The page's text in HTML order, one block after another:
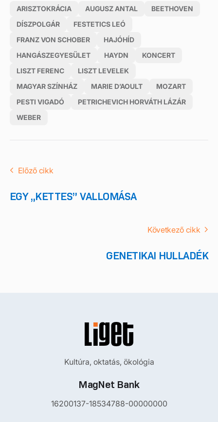
ARISZTOKRÁCIA AUGUSZ ANTAL
BEETHOVEN
DÍSZPOLGÁR
FESTETICS LEÓ
FRANZ VON SCHOBER
HAJÓHÍD
HANGÁSZEGYESÜLET
HAYDN
KONCERT
LISZT FERENC
LISZT LEVELEK
MAGYAR SZÍNHÁZ
MARIE D’AOULT
MOZART
PESTI VIGADÓ
PETRICHEVICH HORVÁTH LÁZÁR
WEBER
Előző cikk
EGY „KETTES” VALLOMÁSA
Következő cikk
GENETIKAI HULLADÉK
Kultúra, oktatás, ökológia
MagNet Bank
16200137-18534788-00000000